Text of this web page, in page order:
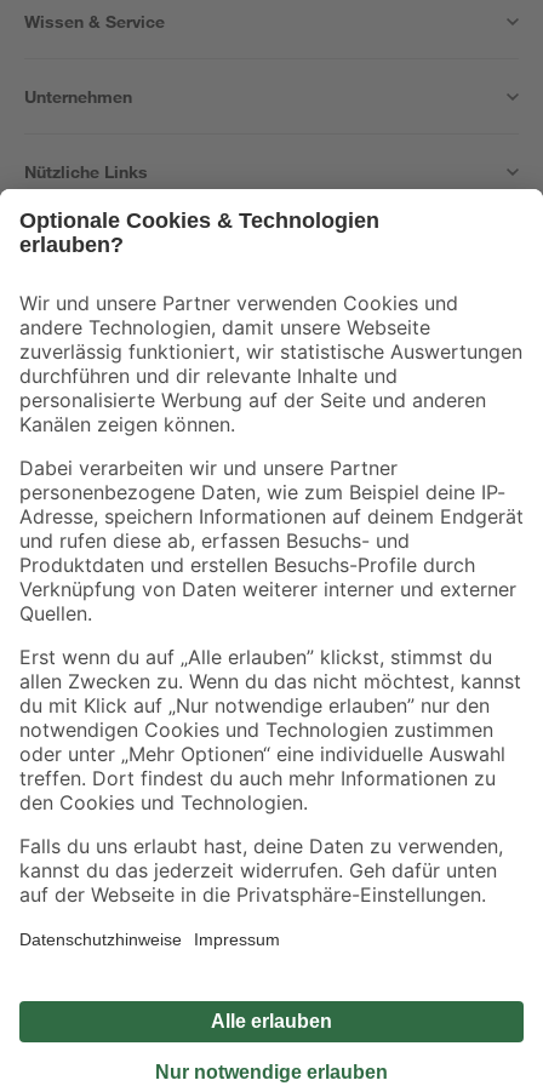
Wissen & Service
Unternehmen
Nützliche Links
Der toom Newsletter: Keine Angebote und Aktionen mehr verpassen!
Zur Newsletter Anmeldung
Folge uns
Zahlungsarten Versandarten
Sicher einkaufen
Jetzt die toom-App herunterladen
Alle Preisangaben in EUR inkl. gesetzl. MwSt.. Die dargestellten Angebote sind unter
Umständen nicht in allen Märkten verfügbar. Die angegebenen Verfügbarkeiten beziehen
Produkte nur solange der Vorrat reicht.
*Paketversand ab 59 € versandkostenfrei, gilt nicht für Artikel mit Speditionsversand, hier
Privatsphäre Impressum
Nutzungsbedingungen
Widerrufsrecht
Vertrag widerrufen